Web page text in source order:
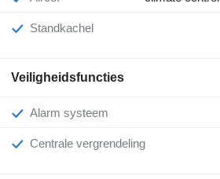
Standkachel
Veiligheidsfuncties
Alarm systeem
Centrale vergrendeling